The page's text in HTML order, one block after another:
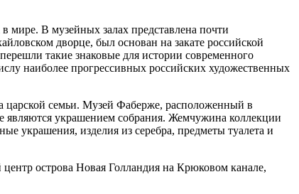
мире. В музейных залах представлена почти
дворце, был основан на закате российской
такие знаковые для истории современного
наиболее прогрессивных российских художественных
царской семьи. Музей Фаберже, расположенный в
украшением собрания. Жемчужина коллекции
украшения, изделия из серебра, предметы туалета и
острова Новая Голландия на Крюковом канале,